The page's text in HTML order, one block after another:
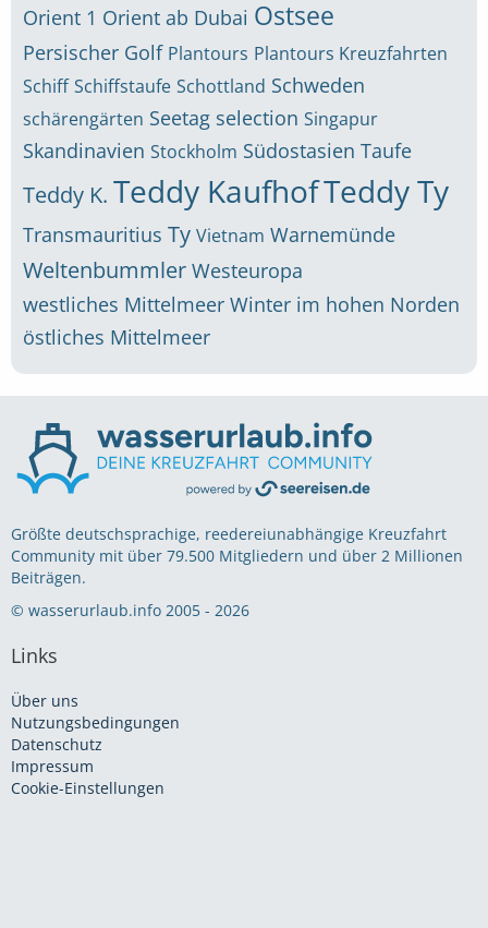
Orient 1 Orient ab Dubai Ostsee
Persischer Golf Plantours Plantours Kreuzfahrten
Schiff Schiffstaufe Schottland Schweden
schärengärten Seetag selection Singapur
Skandinavien Stockholm Südostasien Taufe
Teddy K. Teddy KaufhofTeddy Ty
Transmauritius Ty Vietnam Warnemünde
Weltenbummler Westeuropa
westliches Mittelmeer Winter im hohen Norden
östliches Mittelmeer
Größte deutschsprachige, reedereiunabhängige Kreuzfahrt
Community mit über 79.500 Mitgliedern und über 2 Millionen
Beiträgen.
© wasserurlaub.info 2005 - 2026
Links
Über uns
Nutzungsbedingungen
Datenschutz
Impressum
Cookie-Einstellungen